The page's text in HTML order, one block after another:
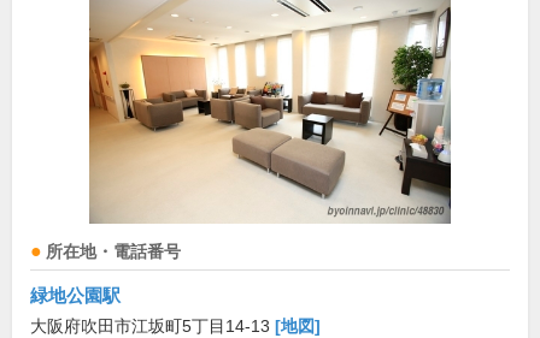
所在地・電話番号
緑地公園駅
大阪府吹田市江坂町5丁目14-13 [地図]